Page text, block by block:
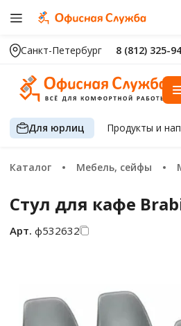
Санкт-Петербург 8 (812) 325-
Для юрлиц Продуктыи
Каталог Мебель, сейфы
Стул для кафе
Арт. ф532632